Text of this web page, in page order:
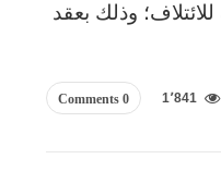
وذلك بعقد
0 Comments 1٬841